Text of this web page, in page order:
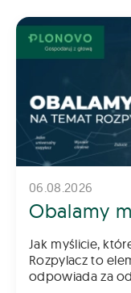
06.08.2026
Obalamy
Jak myślicie,
Rozpylacz to
odpowiada za